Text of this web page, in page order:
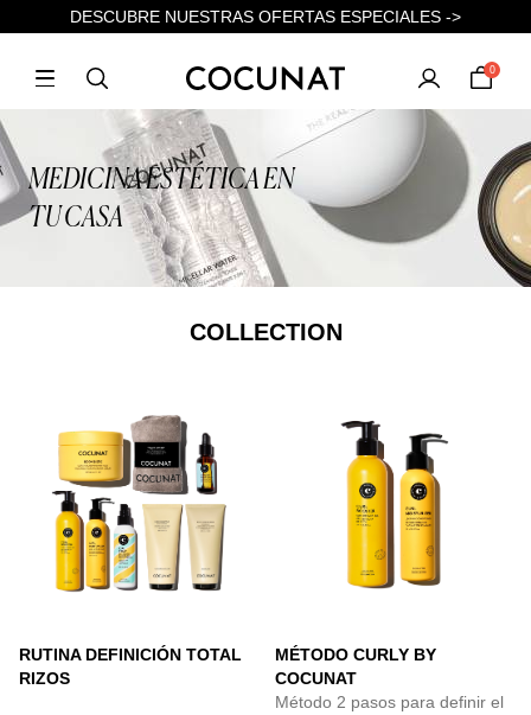
DESCUBRE NUESTRAS OFERTAS ESPECIALES ->
0
MEDICINA ESTÉTICA EN
TU CASA
COLLECTION
RUTINA DEFINICIÓN TOTAL
RIZOS
MÉTODO CURLY BY
COCUNAT
Método 2 pasos para definir el